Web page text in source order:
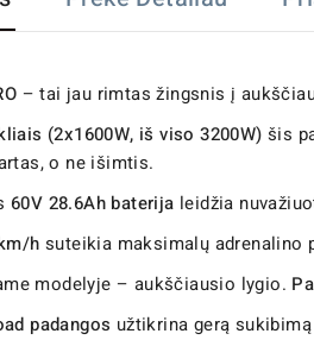
– tai jau rimtas žingsnis į
(2x1600W, iš viso 3200W) šis
o ne išimtis.
60V 28.6Ah baterija leidžia
h suteikia maksimalų adrenalino
modelyje – aukščiausio lygio.
padangos užtikrina gerą